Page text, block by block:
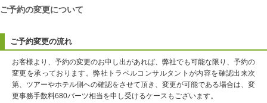
ご予約の変更について
ご予約変更の流れ
お客様より、予約の変更のお申し出があれば、弊社でも可能な限り、予約の
変更を承っております。弊社トラベルコンサルタントが内容を確認出来次
第、ツアーやホテル側への確認をさせて頂き、変更が可能である場合は、変
更事務手数料680バーツ相当を申し受けるケースもございます。